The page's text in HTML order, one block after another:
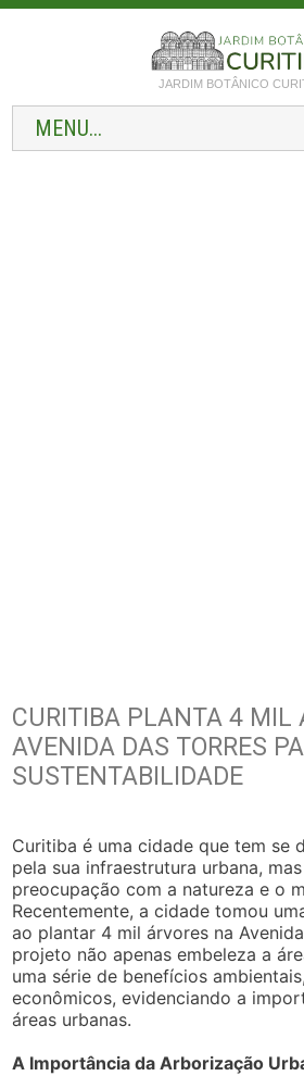
JARDIM BOTÂNICO
MENU...
CURITIBA PLANTA 4 MIL
AVENIDA DAS TORRES
SUSTENTABILIDADE
Curitiba é uma cidade que tem se
pela sua infraestrutura urbana,
preocupação com a natureza e o
Recentemente, a cidade tomou
ao plantar 4 mil árvores na
projeto não apenas embeleza a
uma série de benefícios
econômicos, evidenciando a
áreas urbanas.
A Importância da Arborização